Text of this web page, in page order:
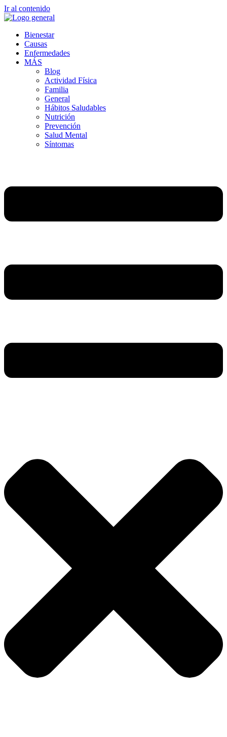
Ir al contenido
Bienestar
Causas
Enfermedades
MÁS
Blog
Actividad Física
Familia
General
Hábitos Saludables
Nutrición
Prevención
Salud Mental
Síntomas